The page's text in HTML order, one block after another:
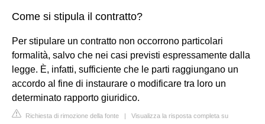
Come si stipula il contratto?
Per stipulare un contratto non occorrono particolari
formalità, salvo che nei casi previsti espressamente dalla
legge. È, infatti, sufficiente che le parti raggiungano un
accordo al fine di instaurare o modificare tra loro un
determinato rapporto giuridico.
Richiesta di rimozione della fonte | Visualizza la risposta completa su